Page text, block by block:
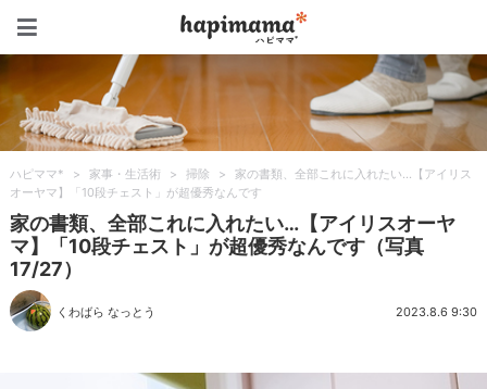
ハピママ* > 家事・生活術 > 掃除 >
家の書類、全部これに入れたい…【アイリス
オーヤマ】「10段チェスト」が超優秀なんです
家の書類、全部これに入れたい…【アイリスオーヤ
マ】「10段チェスト」が超優秀なんです（写真
17/27）
くわばら なっとう 2023.8.6 9:30